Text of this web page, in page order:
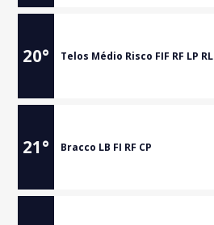
20° Telos Médio Risco FIF RF LP RL
21° Bracco LB FI RF CP